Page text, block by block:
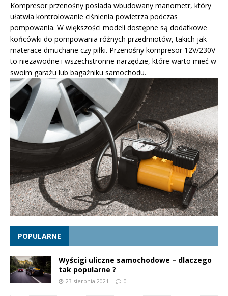
Kompresor przenośny posiada wbudowany manometr, który
ułatwia kontrolowanie ciśnienia powietrza podczas
pompowania. W większości modeli dostępne są dodatkowe
końcówki do pompowania różnych przedmiotów, takich jak
materace dmuchane czy piłki. Przenośny kompresor 12V/230V
to niezawodne i wszechstronne narzędzie, które warto mieć w
swoim garażu lub bagażniku samochodu.
POPULARNE
Wyścigi uliczne samochodowe – dlaczego
tak popularne ?
23 sierpnia 2021 0